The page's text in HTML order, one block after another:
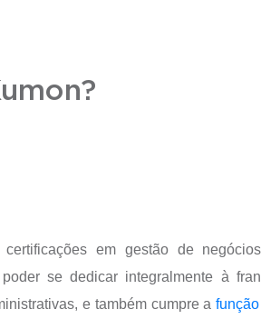
em gestão de
se dedicar integralmente à
e também cumpre a